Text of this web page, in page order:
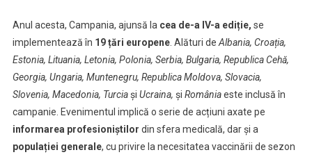
Anul acesta, Campania, ajunsă la cea de-a IV-a ediție, se
implementează în 19 țări europene. Alături de Albania, Croația,
Estonia, Lituania, Letonia, Polonia, Serbia, Bulgaria, Republica Cehă,
Georgia, Ungaria, Muntenegru, Republica Moldova, Slovacia,
Slovenia, Macedonia, Turciași Ucraina, și Româniaeste inclusă în
campanie. Evenimentul implică o serie de acțiuni axate pe
informarea profesioniștilor din sfera medicală, dar și a
populației generale, cu privire la necesitatea vaccinării de sezon